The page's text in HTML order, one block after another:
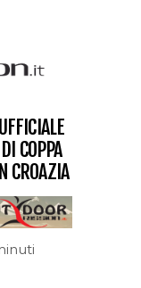
COPPA
CROAZIA